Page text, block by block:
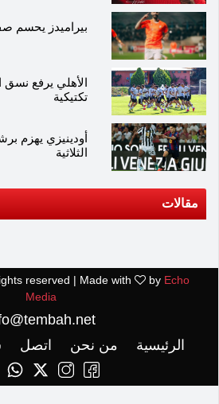
بيراميدز يحسم
الأهلي يرفع نسق
تكتيكية
أودينيزي يهزم
الثلاثية
مقالات
reserved | Made with by Echo
Media
الرئيسية
من نحن اتصل